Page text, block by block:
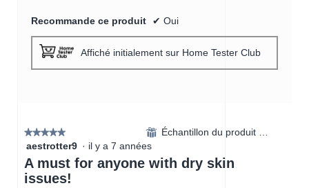
Recommande ce produit ✔ Oui
Affiché initialement sur Home Tester Club
⊞
★★★★★
★★★★★
5
étoile(s)
sur
5.
aestrotter9 · il y a 7 années
A must for anyone with dry skin
issues!